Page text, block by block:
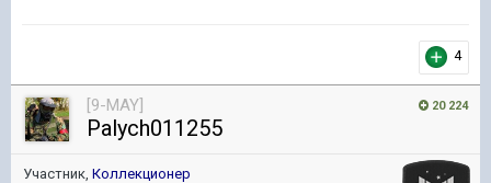
4
20 224
[9-MAY]
Palych011255
Участник, Коллекционер